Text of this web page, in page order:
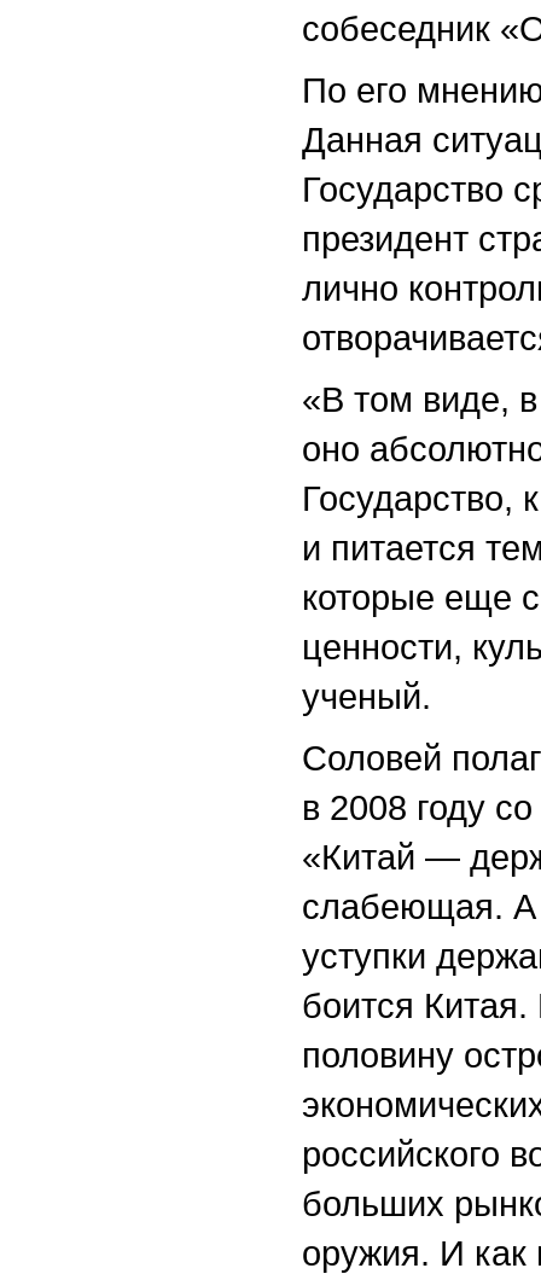
собеседник
По его
Данная
Государство
президент
лично
«В том виде, в
оно
Государство,
и питается
которые еще
ценности,
ученый.
Соловей
в 2008 году
«Китай —
слабеющая. А
уступки
боится
половину
российского
больших
оружия. И как